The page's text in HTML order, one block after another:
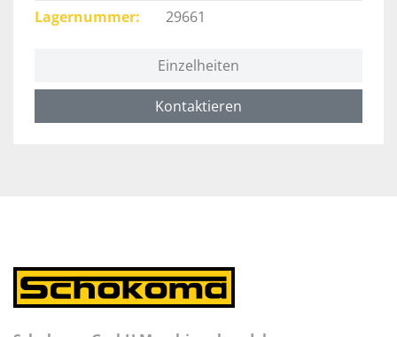
Lagernummer
29661
Einzelheiten
Kontaktieren